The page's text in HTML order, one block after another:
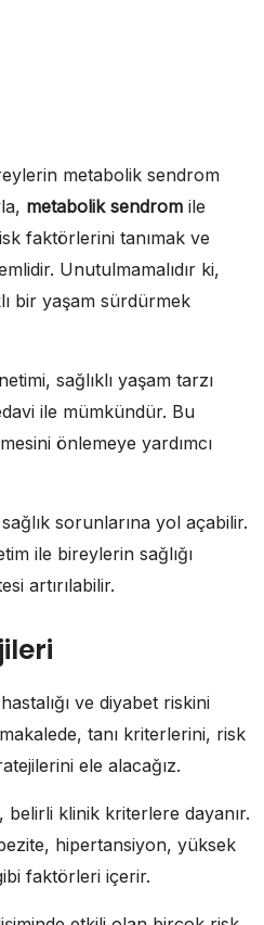
metabolik sendrom
metabolik sendrom ile
faktörlerini tanımak ve
Unutulmamalıdır ki,
bir yaşam sürdürmek
sağlıklı yaşam tarzı
ile mümkündür. Bu
önlemeye yardımcı
sorunlarına yol açabilir.
ile bireylerin sağlığı
artırılabilir.
ve diyabet riskini
tanı kriterlerini, risk
ele alacağız.
belirli klinik kriterlere dayanır.
hipertansiyon, yüksek
faktörleri içerir.